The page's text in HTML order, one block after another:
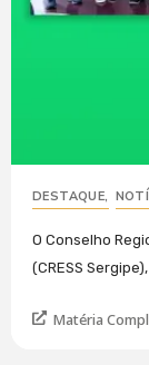
DESTAQUE,
O Conselho
(CRESS
Matéria